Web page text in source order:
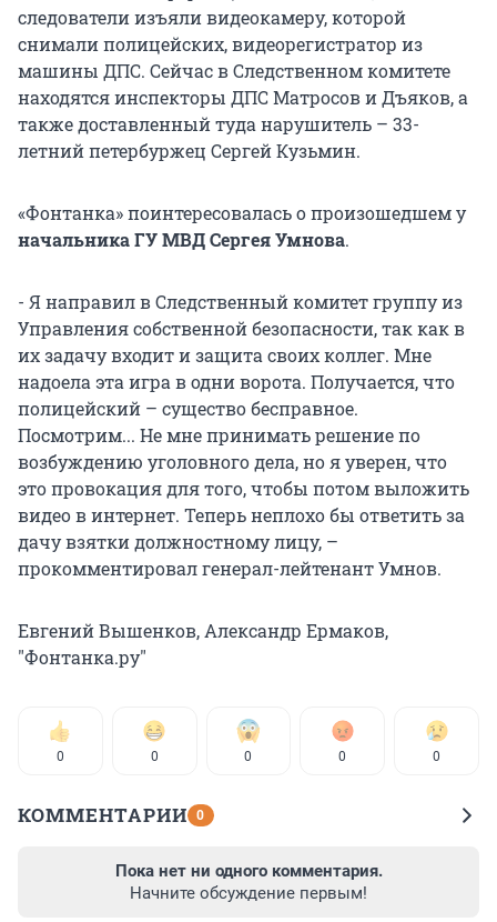
следователи изъяли видеокамеру, которой
снимали полицейских, видеорегистратор из
машины ДПС. Сейчас в Следственном комитете
находятся инспекторы ДПС Матросов и Дъяков, а
также доставленный туда нарушитель – 33-
летний петербуржец Сергей Кузьмин.
«Фонтанка» поинтересовалась о произошедшем у
начальника ГУ МВД Сергея Умнова.
- Я направил в Следственный комитет группу из
Управления собственной безопасности, так как в
их задачу входит и защита своих коллег. Мне
надоела эта игра в одни ворота. Получается, что
полицейский – существо бесправное.
Посмотрим... Не мне принимать решение по
возбуждению уголовного дела, но я уверен, что
это провокация для того, чтобы потом выложить
видео в интернет. Теперь неплохо бы ответить за
дачу взятки должностному лицу, –
прокомментировал генерал-лейтенант Умнов.
Евгений Вышенков, Александр Ермаков,
"Фонтанка.ру"
0 0 0 0 0
КОММЕНТАРИИ 0
Пока нет ни одного комментария.
Начните обсуждение первым!